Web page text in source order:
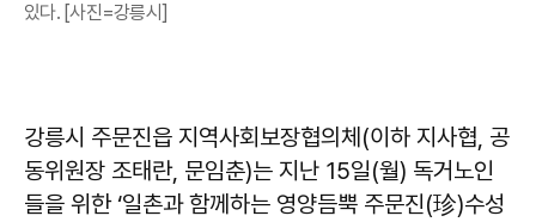
있다. [사진=강릉시]
강릉시 주문진읍 지역사회보장협의체(이하 지사협, 공
동위원장 조태란, 문임춘)는 지난 15일(월) 독거노인
들을 위한 ‘일촌과 함께하는 영양듬뿍 주문진(珍)수성